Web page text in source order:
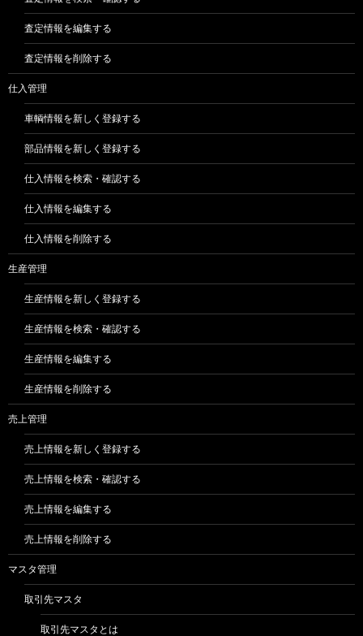
査定情報を編集する
査定情報を削除する
仕入管理
車輌情報を新しく登録する
部品情報を新しく登録する
仕入情報を検索・確認する
仕入情報を編集する
仕入情報を削除する
生産管理
生産情報を新しく登録する
生産情報を検索・確認する
生産情報を編集する
生産情報を削除する
売上管理
売上情報を新しく登録する
売上情報を検索・確認する
売上情報を編集する
売上情報を削除する
マスタ管理
取引先マスタ
取引先マスタとは